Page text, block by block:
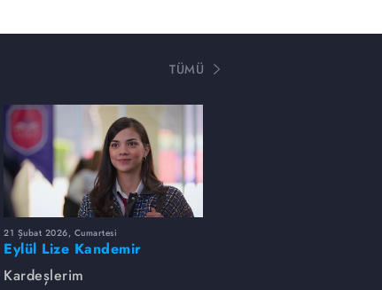
TÜMÜ
21 Şubat 2026, Cumartesi
Eylül Lize Kandemir
Kardeşlerim